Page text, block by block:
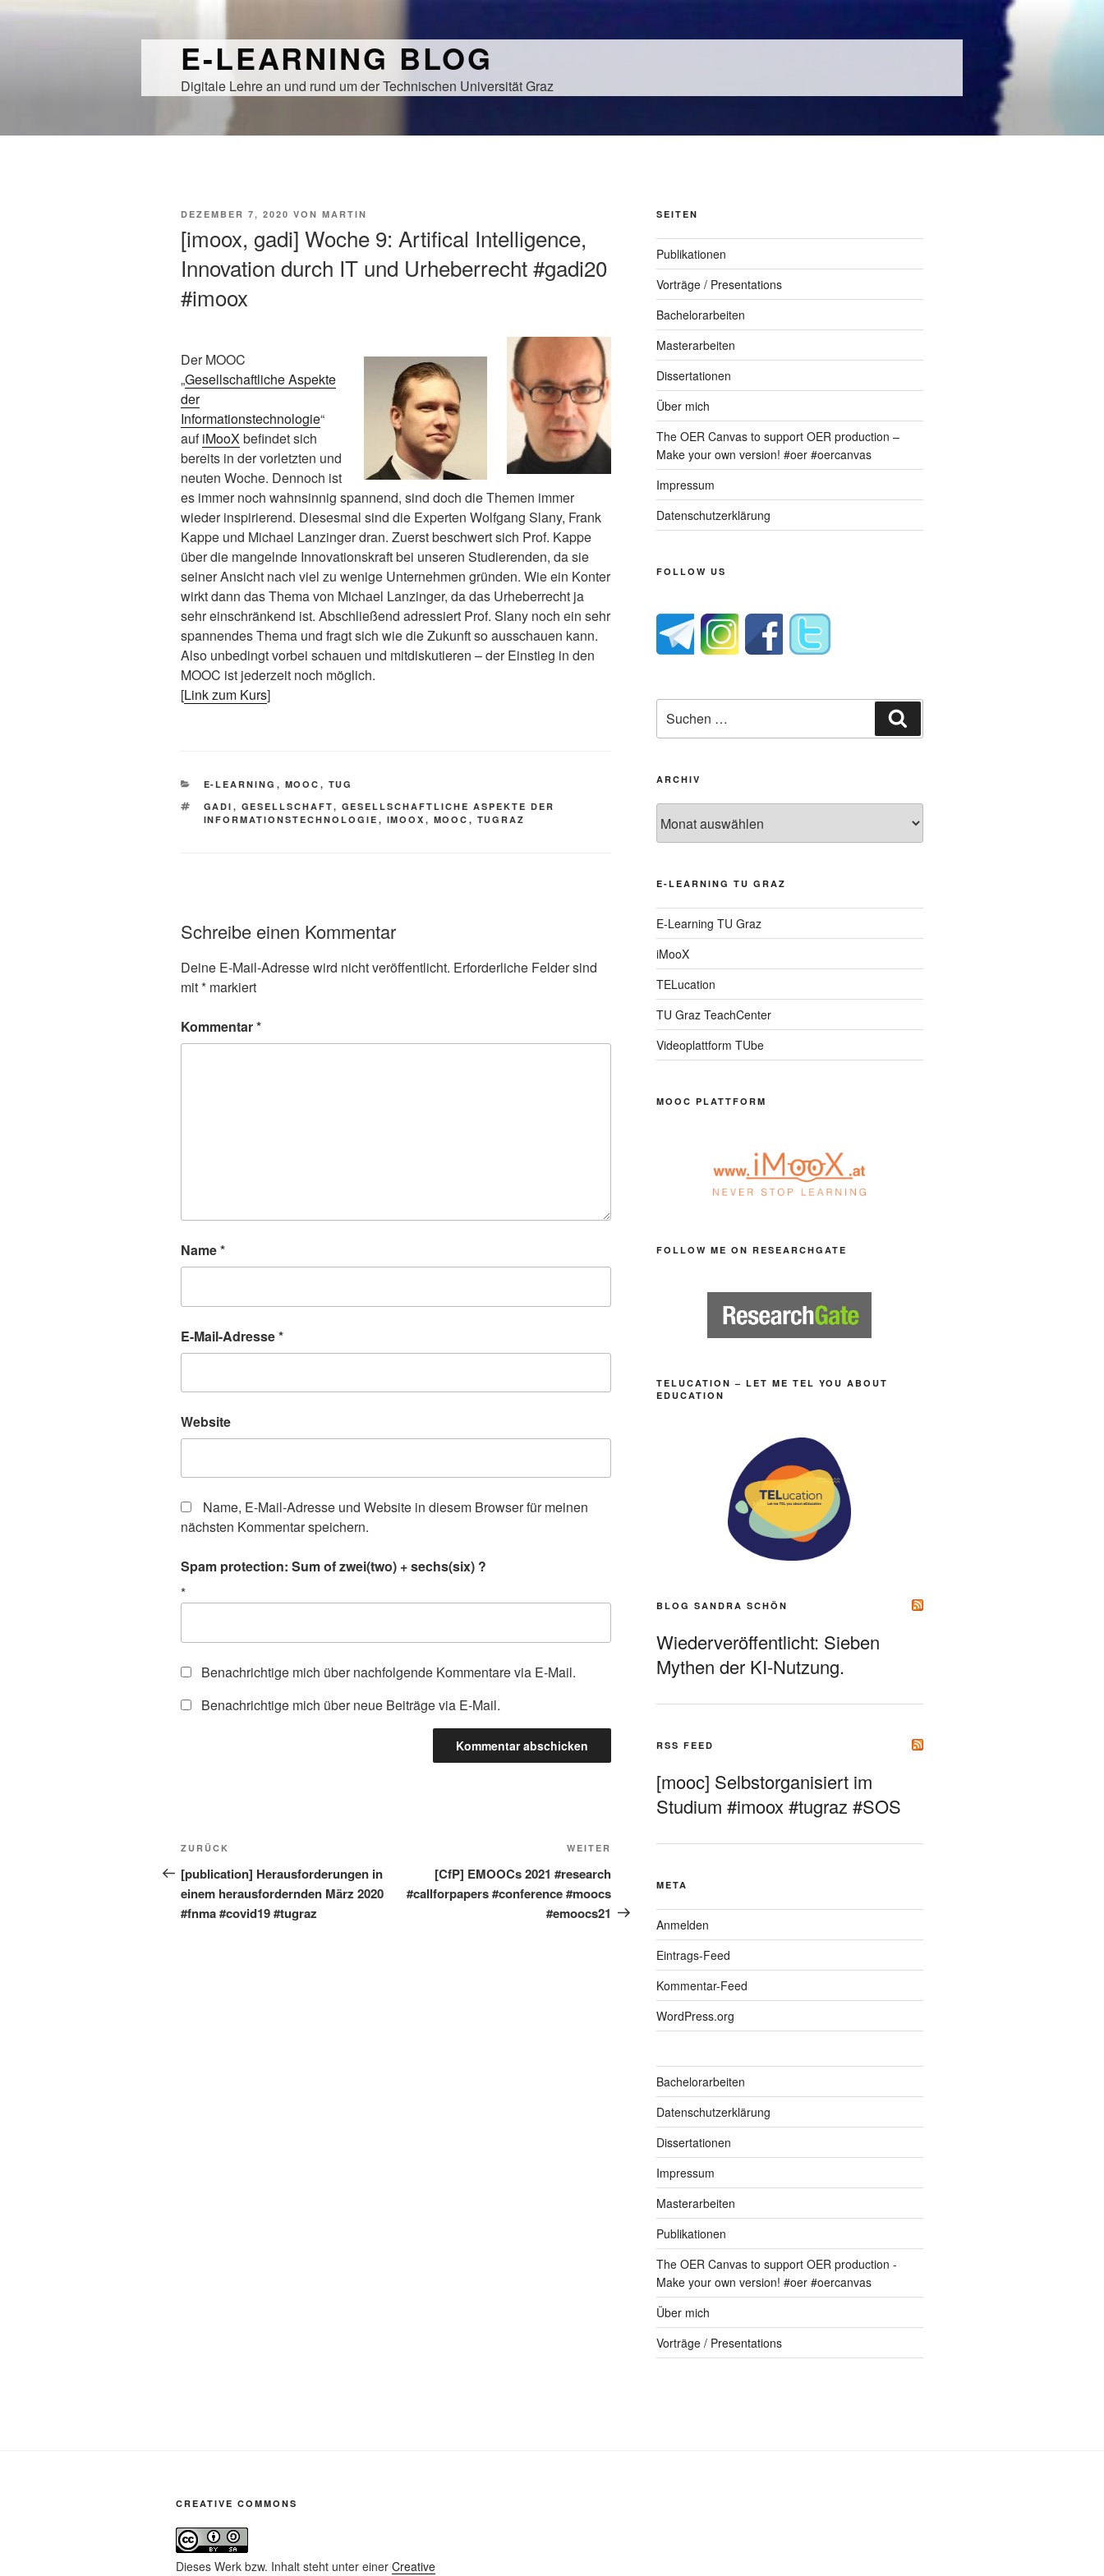
E-LEARNING BLOG
Digitale Lehre an und rund um der Technischen Universität Graz
VERÖFFENTLICHT
DEZEMBER 7, 2020 VON MARTIN
[imoox, gadi] Woche 9: Artifical Intelligence,
Innovation durch IT und Urheberrecht #gadi20
#imoox
Der MOOC
„Gesellschaftliche Aspekte
der
Informationstechnologie“
aufiMooX befindet sich
bereits in der vorletzten und
neuten Woche. Dennoch ist
es immer noch wahnsinnig spannend, sind doch die Themen immer
wieder inspirierend. Diesesmal sind die Experten Wolfgang Slany, Frank
Kappe und Michael Lanzinger dran. Zuerst beschwert sich Prof. Kappe
über die mangelnde Innovationskraft bei unseren Studierenden, da sie
seiner Ansicht nach viel zu wenige Unternehmen gründen. Wie ein Konter
wirkt dann das Thema von Michael Lanzinger, da das Urheberrecht ja
sehr einschränkend ist. Abschließend adressiert Prof. Slany noch ein sehr
spannendes Thema und fragt sich wie die Zukunft so ausschauen kann.
Also unbedingt vorbei schauen und mitdiskutieren – der Einstieg in den
MOOC ist jederzeit noch möglich.
[Link zum Kurs]
KATEGORIEN
E-LEARNING , MOOC , TUG
SCHLAGWÖRTER
GADI , GESELLSCHAFT, GESELLSCHAFTLICHE ASPEKTE DER
INFORMATIONSTECHNOLOGIE , IMOOX , MOOC , TUGRAZ
Schreibe einen Kommentar
Deine E-Mail-Adresse wird nicht veröffentlicht. Erforderliche Felder sind
mit* markiert
Kommentar*
Name*
E-Mail-Adresse*
Website
Name, E-Mail-Adresse und Website in diesem Browser für meinen
nächsten Kommentar speichern.
Spam protection: Sum of zwei(two) + sechs(six) ?
*
Benachrichtige mich über nachfolgende Kommentare via E-Mail.
Benachrichtige mich über neue Beiträge via E-Mail.
Beitragsnavigation
Vorheriger
Beitrag
ZURÜCK
[publication] Herausforderungen in
einem herausfordernden März 2020
#fnma #covid19 #tugraz
Nächster
WEITER
[CfP] EMOOCs 2021 #research
#callforpapers #conference #moocs
#emoocs21
SEITEN
Publikationen
Vorträge / Presentations
Bachelorarbeiten
Masterarbeiten
Dissertationen
Über mich
The OER Canvas to support OER production –
Make your own version! #oer #oercanvas
Impressum
Datenschutzerklärung
FOLLOW US
nach:
ARCHIV
E-LEARNING TU GRAZ
E-Learning TU Graz
iMooX
TELucation
TU Graz TeachCenter
Videoplattform TUbe
MOOC PLATTFORM
FOLLOW ME ON RESEARCHGATE
TELUCATION – LET ME TEL YOU ABOUT
EDUCATION
BLOG SANDRA SCHÖN
Wiederveröffentlicht: Sieben
Mythen der KI-Nutzung.
RSS FEED
[mooc] Selbstorganisiert im
Studium #imoox #tugraz #SOS
META
Anmelden
Eintrags-Feed
Kommentar-Feed
WordPress.org
Bachelorarbeiten
Datenschutzerklärung
Dissertationen
Impressum
Masterarbeiten
Publikationen
The OER Canvas to support OER production -
Make your own version! #oer #oercanvas
Über mich
Vorträge / Presentations
CREATIVE COMMONS
Dieses Werk bzw. Inhalt steht unter einer Creative